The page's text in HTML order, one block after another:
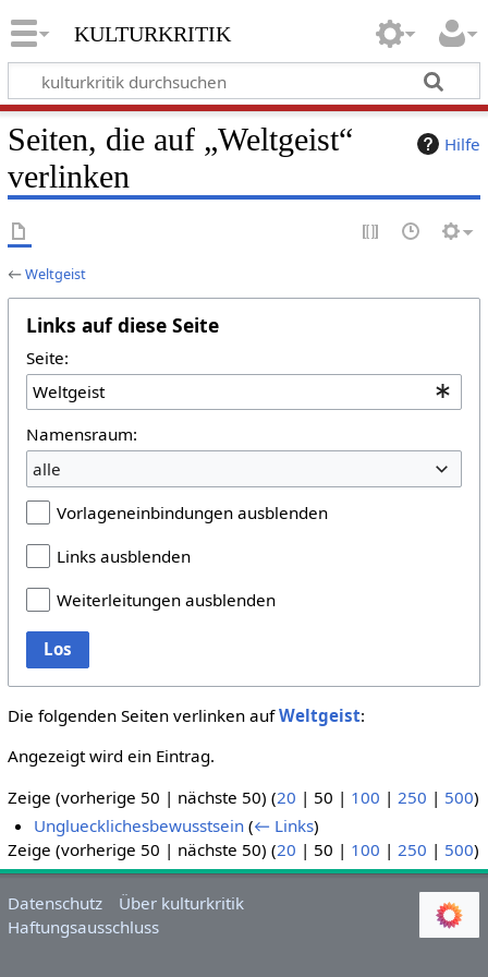
kulturkritik
Hilfe
Seiten, die auf „Weltgeist“
verlinken
←Weltgeist
Links auf diese Seite
Seite:
Namensraum:
alle
Vorlageneinbindungen ausblenden
Links ausblenden
Weiterleitungen ausblenden
Los
Die folgenden Seiten verlinken aufWeltgeist:
Angezeigt wird ein Eintrag.
Zeige (vorherige 50 | nächste 50) (20 | 50 | 100 | 250 | 500)
Ungluecklichesbewusstsein (← Links)
Zeige (vorherige 50 | nächste 50) (20 | 50 | 100 | 250 | 500)
Datenschutz
Über kulturkritik
Haftungsausschluss